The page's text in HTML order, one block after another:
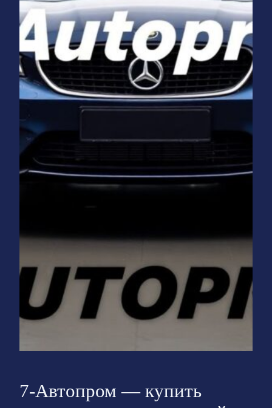
7-Автопром — купить